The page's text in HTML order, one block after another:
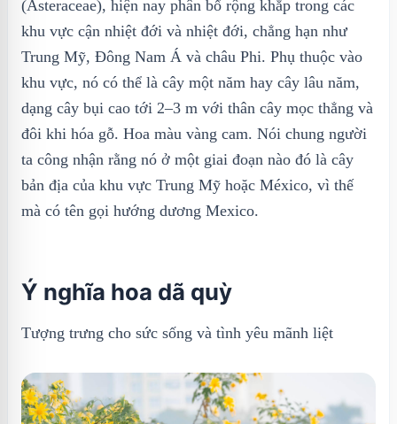
(Asteraceae), hiện nay phân bổ rộng khắp trong các
khu vực cận nhiệt đới và nhiệt đới, chẳng hạn như
Trung Mỹ, Đông Nam Á và châu Phi. Phụ thuộc vào
khu vực, nó có thể là cây một năm hay cây lâu năm,
dạng cây bụi cao tới 2–3 m với thân cây mọc thẳng và
đôi khi hóa gỗ. Hoa màu vàng cam. Nói chung người
ta công nhận rằng nó ở một giai đoạn nào đó là cây
bản địa của khu vực Trung Mỹ hoặc México, vì thế
mà có tên gọi hướng dương Mexico.
Ý nghĩa hoa dã quỳ
Tượng trưng cho sức sống và tình yêu mãnh liệt